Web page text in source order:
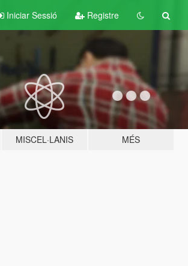
Iniciar Sessió Registre
MISCEL·LANIS MÉS